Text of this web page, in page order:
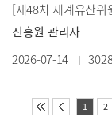
[제48차 세계유산
진흥원 관리자
2026-07-14
1 2